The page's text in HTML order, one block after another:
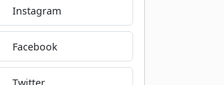
Instagram
Facebook